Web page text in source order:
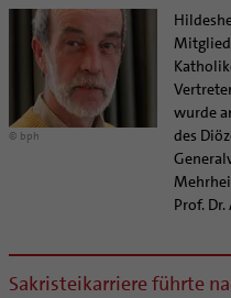
© bph
Mitglied
wurde
des
Prof.
Sakristeikarriere führte